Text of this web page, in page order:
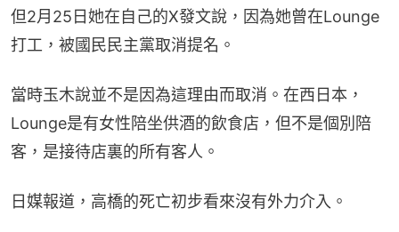
但2月25日她在自己的X發文說，因為她曾在Lounge
打工，被國民民主黨取消提名。
當時玉木說並不是因為這理由而取消。在西日本，
Lounge是有女性陪坐供酒的飲食店，但不是個別陪
客，是接待店裏的所有客人。
日媒報道，高橋的死亡初步看來沒有外力介入。